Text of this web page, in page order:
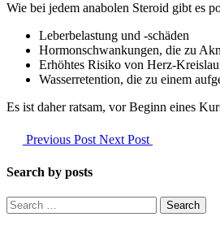
Wie bei jedem anabolen Steroid gibt es
Leberbelastung und -schäden
Hormonschwankungen, die zu
Erhöhtes Risiko von Herz-
Wasserretention, die zu einem
Es ist daher ratsam, vor Beginn eines
Previous Post Next Post
Search by posts